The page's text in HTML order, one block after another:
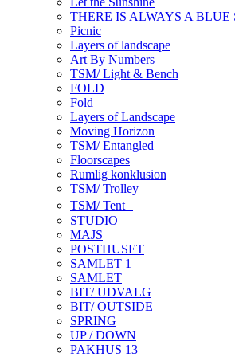
THERE IS ALWAYS A BLUE
Picnic
Layers of landscape
Art By Numbers
TSM/ Light & Bench
FOLD
Fold
Layers of Landscape
Moving Horizon
TSM/ Entangled
Floorscapes
Rumlig konklusion
TSM/ Trolley
TSM/ Tent
STUDIO
MAJS
POSTHUSET
SAMLET 1
SAMLET
BIT/ UDVALG
BIT/ OUTSIDE
SPRING
UP / DOWN
PAKHUS 13